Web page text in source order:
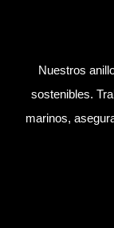
Nuestros
sostenibles.
marinos,